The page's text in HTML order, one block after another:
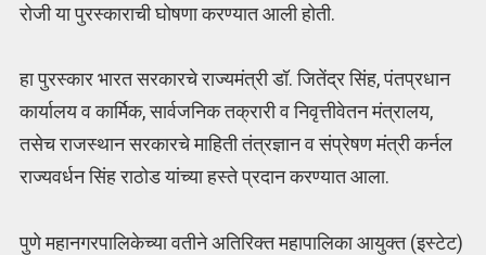
रोजी या पुरस्काराची घोषणा करण्यात आली होती.
हा पुरस्कार भारत सरकारचे राज्यमंत्री डॉ. जितेंद्र सिंह, पंतप्रधान
कार्यालय व कार्मिक, सार्वजनिक तक्रारी व निवृत्तीवेतन मंत्रालय,
तसेच राजस्थान सरकारचे माहिती तंत्रज्ञान व संप्रेषण मंत्री कर्नल
राज्यवर्धन सिंह राठोड यांच्या हस्ते प्रदान करण्यात आला.
पुणे महानगरपालिकेच्या वतीने अतिरिक्त महापालिका आयुक्त (इस्टेट)